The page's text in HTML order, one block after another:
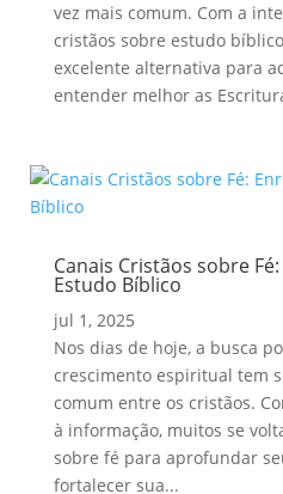
vez mais comum. Com a
cristãos sobre estudo
excelente alternativa para
entender melhor as
Canais Cristãos sobre
Estudo Bíblico
jul 1, 2025
Nos dias de hoje, a busca
crescimento espiritual tem
comum entre os cristãos.
à informação, muitos se
sobre fé para aprofundar
fortalecer sua...